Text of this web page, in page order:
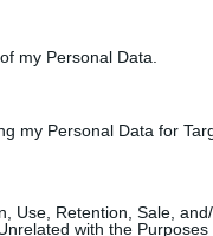
my Personal Data.
my Personal Data for
Use, Retention, Sale,
with the Purposes
Evasio
dei
di assessori